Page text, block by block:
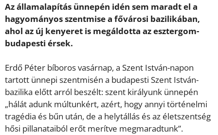
Az államalapítás ünnepén idén sem maradt el a
hagyományos szentmise a fővárosi bazilikában,
ahol az új kenyeret is megáldotta az esztergom-
budapesti érsek.
Erdő Péter bíboros vasárnap, a Szent István-napon
tartott ünnepi szentmisén a budapesti Szent István-
bazilika előtt arról beszélt: szent királyunk ünnepén
„hálát adunk múltunkért, azért, hogy annyi történelmi
tragédia és bűn után, de a helytállás és az életszentség
hősi pillanataiból erőt merítve megmaradtunk”.